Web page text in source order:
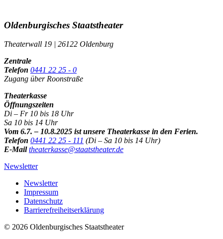
Oldenburgisches Staatstheater
Theaterwall 19 | 26122 Oldenburg
Zentrale
Telefon 0441 22 25 - 0
Zugang über Roonstraße
Theaterkasse
Öffnungszeiten
Di – Fr 10 bis 18 Uhr
Sa 10 bis 14 Uhr
Vom 6.7. – 10.8.2025 ist unsere Theaterkasse in den Ferien.
Telefon 0441 22 25 - 111 (Di – Sa 10 bis 14 Uhr)
E-Mail theaterkasse@staatstheater.de
Newsletter
Newsletter
Impressum
Datenschutz
Barrierefreiheitserklärung
© 2026 Oldenburgisches Staatstheater